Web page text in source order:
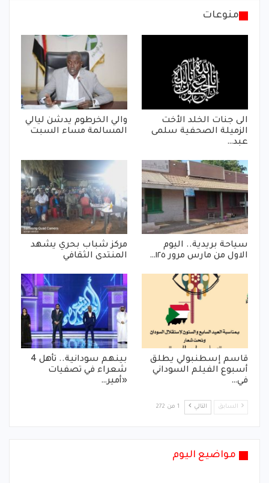
منوعات
الى جنات الخلد الأخت
الزميلة الصحفية سلمى
عبد…
والي الخرطوم يدشن ليالي
المسالمة مساء السبت
سياحة بريدية.. اليوم
الاول من مارس مرور ١٢٥…
مركز شباب بحري يشهد
المنتدى الثقافي
قاسم إسطنبولي يطلق
أسبوع الفيلم السوداني
في…
بينهم سودانية.. تأهل 4
شعراء في تصفيات
«أمير…
السابق التالي 1 من 272
مواضيع اليوم